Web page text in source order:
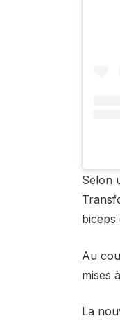
Selon
biceps
Au
mises
La